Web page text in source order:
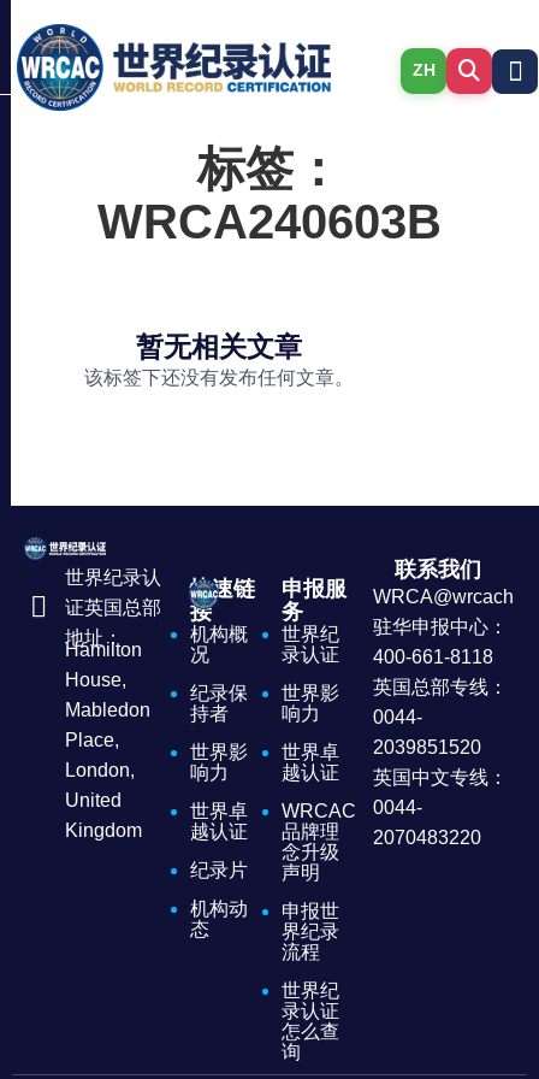
ZH
标签：
WRCA240603B
暂无相关文章
该标签下还没有发布任何文章。
世界纪录认
证英国总部
地址：
Hamilton
House,
Mabledon
Place,
London,
United
Kingdom
快速链
接
机构概
况
纪录保
持者
世界影
响力
世界卓
越认证
纪录片
机构动
态
申报服
务
世界纪
录认证
世界影
响力
世界卓
越认证
WRCAC
品牌理
念升级
声明
申报世
界纪录
流程
世界纪
录认证
怎么查
询
联系我们
驻华申报中心：
400-661-8118
英国总部专线：
0044-
2039851520
英国中文专线：
0044-
2070483220